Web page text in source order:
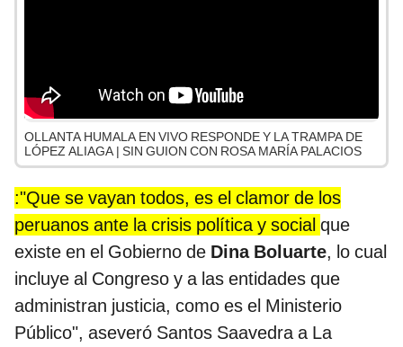
OLLANTA HUMALA EN VIVO RESPONDE Y LA TRAMPA DE
LÓPEZ ALIAGA | SIN GUION CON ROSA MARÍA PALACIOS
:"Que se vayan todos, es el clamor de los
peruanos ante la crisis política y social que
existe en el Gobierno de Dina Boluarte, lo cual
incluye al Congreso y a las entidades que
administran justicia, como es el Ministerio
Público", aseveró Santos Saavedra a La